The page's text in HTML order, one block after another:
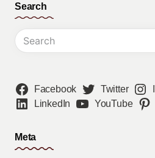
Search
Facebook Twitter
LinkedIn
YouTube
Meta